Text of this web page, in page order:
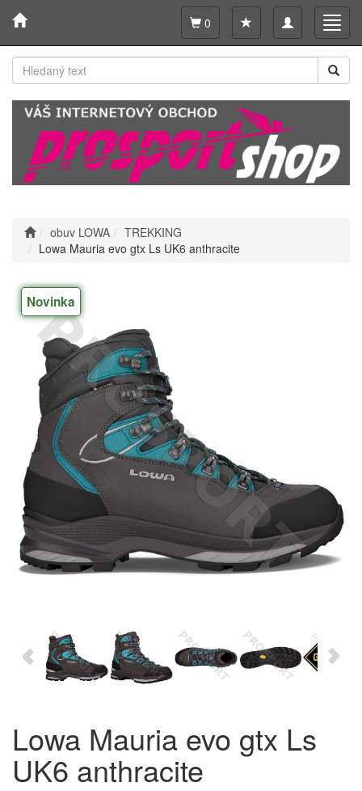
Toggle
navigation
0
obuv LOWA
TREKKING
Lowa Mauria evo gtx Ls UK6 anthracite
Novinka
Lowa Mauria evo gtx Ls
UK6 anthracite